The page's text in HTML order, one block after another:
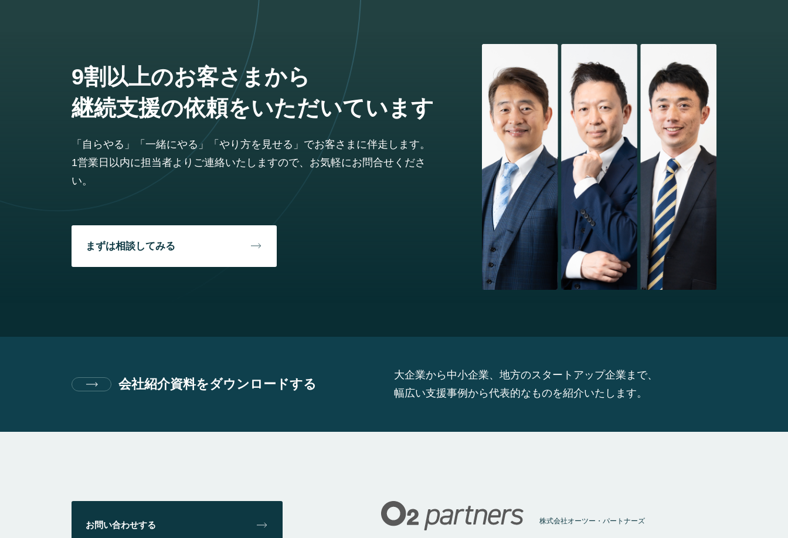
9割以上のお客さまから
継続支援の依頼をいただいています
「自らやる」「一緒にやる」「やり方を見せる」でお客さまに伴走します。
1営業日以内に担当者よりご連絡いたしますので、お気軽にお問合せくださ
い。
まずは相談してみる
会社紹介資料をダウンロードする
大企業から中小企業、地方のスタートアップ企業まで、
幅広い支援事例から代表的なものを紹介いたします。
お問い合わせする 株式会社オーツー・パートナーズ